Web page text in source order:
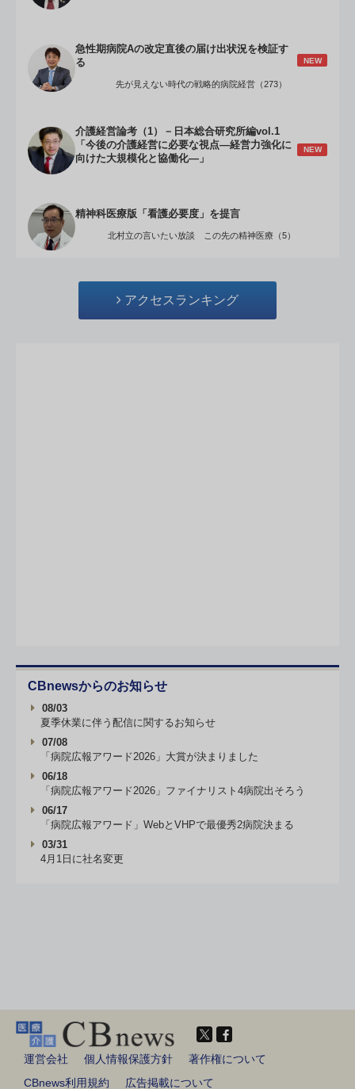
急性期病院Aの改定直後の届け出状況を検証す
る
NEW
先が見えない時代の戦略的病院経営（273）
介護経営論考（1）－日本総合研究所編vol.1
「今後の介護経営に必要な視点―経営力強化に
向けた大規模化と協働化―」
NEW
精神科医療版「看護必要度」を提言
北村立の言いたい放談 この先の精神医療（5）
アクセスランキング
CBnewsからのお知らせ
08/03
夏季休業に伴う配信に関するお知らせ
07/08
「病院広報アワード2026」大賞が決まりました
06/18
「病院広報アワード2026」ファイナリスト4病院出そろう
06/17
「病院広報アワード」WebとVHPで最優秀2病院決まる
03/31
4月1日に社名変更
運営会社 個人情報保護方針
著作権について
CBnews利用規約
広告掲載について